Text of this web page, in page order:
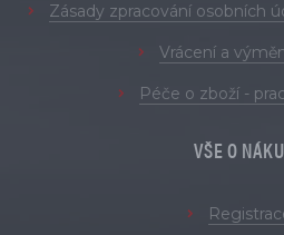
Zásady zpracování osobních
Vrácení a
Péče o zboží -
VŠE O